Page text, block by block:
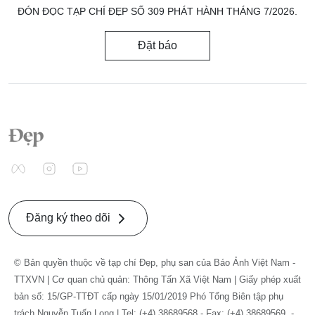
ĐÓN ĐỌC TẠP CHÍ ĐẸP SỐ 309 PHÁT HÀNH THÁNG 7/2026.
Đặt báo
Đăng ký theo dõi
© Bản quyền thuộc về tạp chí Đẹp, phụ san của Báo Ảnh Việt Nam -
TTXVN | Cơ quan chủ quản: Thông Tấn Xã Việt Nam | Giấy phép xuất
bản số: 15/GP-TTĐT cấp ngày 15/01/2019 Phó Tổng Biên tập phụ